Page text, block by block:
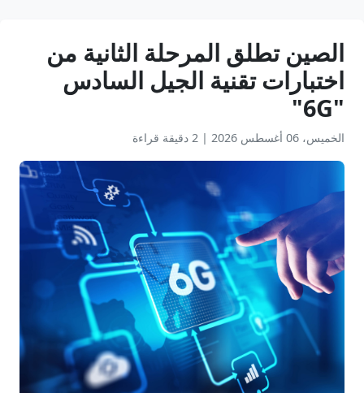
الصين تطلق المرحلة الثانية من
اختبارات تقنية الجيل السادس
"6G"
الخميس، 06 أغسطس 2026 | 2 دقيقة قراءة